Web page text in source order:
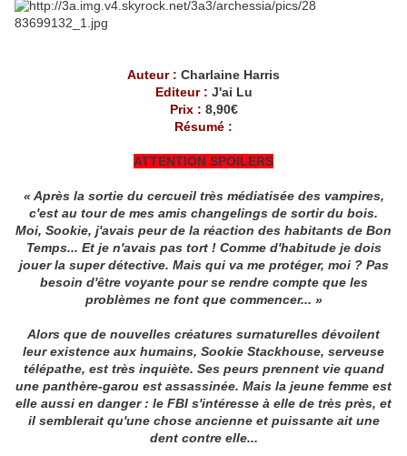
Auteur : Charlaine Harris
Editeur : J'ai Lu
Prix : 8,90€
Résumé :
ATTENTION SPOILERS
« Après la sortie du cercueil très médiatisée des vampires,
c'est au tour de mes amis changelings de sortir du bois.
Moi, Sookie, j'avais peur de la réaction des habitants de Bon
Temps... Et je n'avais pas tort ! Comme d'habitude je dois
jouer la super détective. Mais qui va me protéger, moi ? Pas
besoin d'être voyante pour se rendre compte que les
problèmes ne font que commencer... »
Alors que de nouvelles créatures surnaturelles dévoilent
leur existence aux humains, Sookie Stackhouse, serveuse
télépathe, est très inquiète. Ses peurs prennent vie quand
une panthère-garou est assassinée. Mais la jeune femme est
elle aussi en danger : le FBI s'intéresse à elle de très près, et
il semblerait qu'une chose ancienne et puissante ait une
dent contre elle...